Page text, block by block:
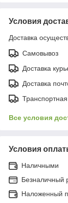
Условия
Доставка
Самовывоз
Доставка
Доставка
Все условия
Условия
Наличными
Безналичный
Наложенный